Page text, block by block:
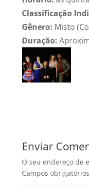
Classificação
Gênero: Misto
Duração:
Enviar
O seu endereço de
Campos